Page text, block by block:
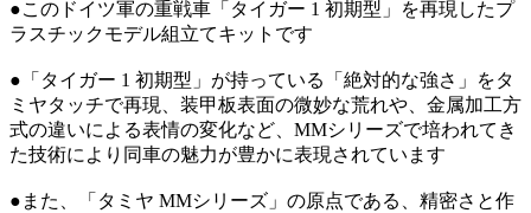
●このドイツ軍の重戦車「タイガー 1 初期型」を再現したプ
ラスチックモデル組立てキットです
●「タイガー 1 初期型」が持っている「絶対的な強さ」をタ
ミヤタッチで再現、装甲板表面の微妙な荒れや、金属加工方
式の違いによる表情の変化など、MMシリーズで培われてき
た技術により同車の魅力が豊かに表現されています
●また、「タミヤ MMシリーズ」の原点である、精密さと作